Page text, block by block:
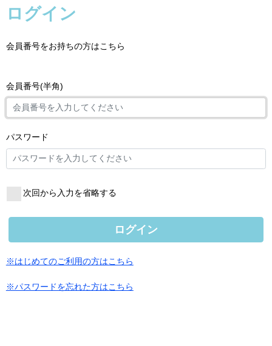
ログイン
会員番号をお持ちの方はこちら
会員番号(半角)
パスワード
次回から入力を省略する
ログイン
※はじめてのご利用の方はこちら
※パスワードを忘れた方はこちら